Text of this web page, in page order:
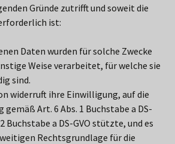
Gründe zutrifft und soweit die
ist:
Daten wurden für solche Zwecke
Weise verarbeitet, für welche sie
sind.
widerruft ihre Einwilligung, auf die
gemäß Art. 6 Abs. 1 Buchstabe a DS-
Buchstabe a DS-GVO stützte, und es
Rechtsgrundlage für die